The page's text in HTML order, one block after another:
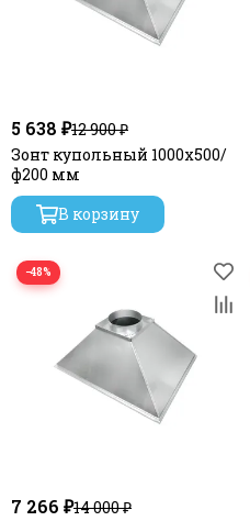
5 638 ₽12 900 ₽
Зонт купольный 1000х500/
ф200 мм
В корзину
−48%
7 266 ₽14 000 ₽